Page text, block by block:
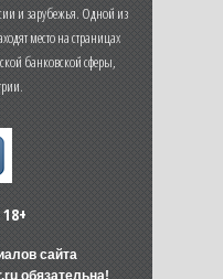
и зарубежья. Одной из
место на страницах
банковской сферы,
18+
сайта
обязательна!